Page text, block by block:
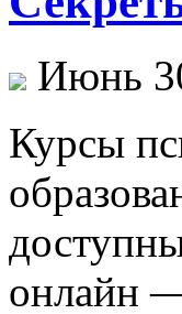
Июнь
Курсы
онлайн